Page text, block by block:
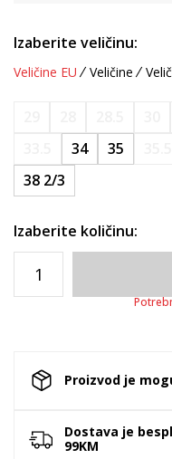
Izaberite veličinu:
Veličine EU Veličine
34 35
38 2/3
Izaberite količinu:
Proizvod je
Dostava je
99KM